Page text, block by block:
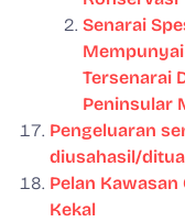
Senarai
Tersenarai
Peninsular
Pengeluaran
diusahasil/
Pelan
Kekal